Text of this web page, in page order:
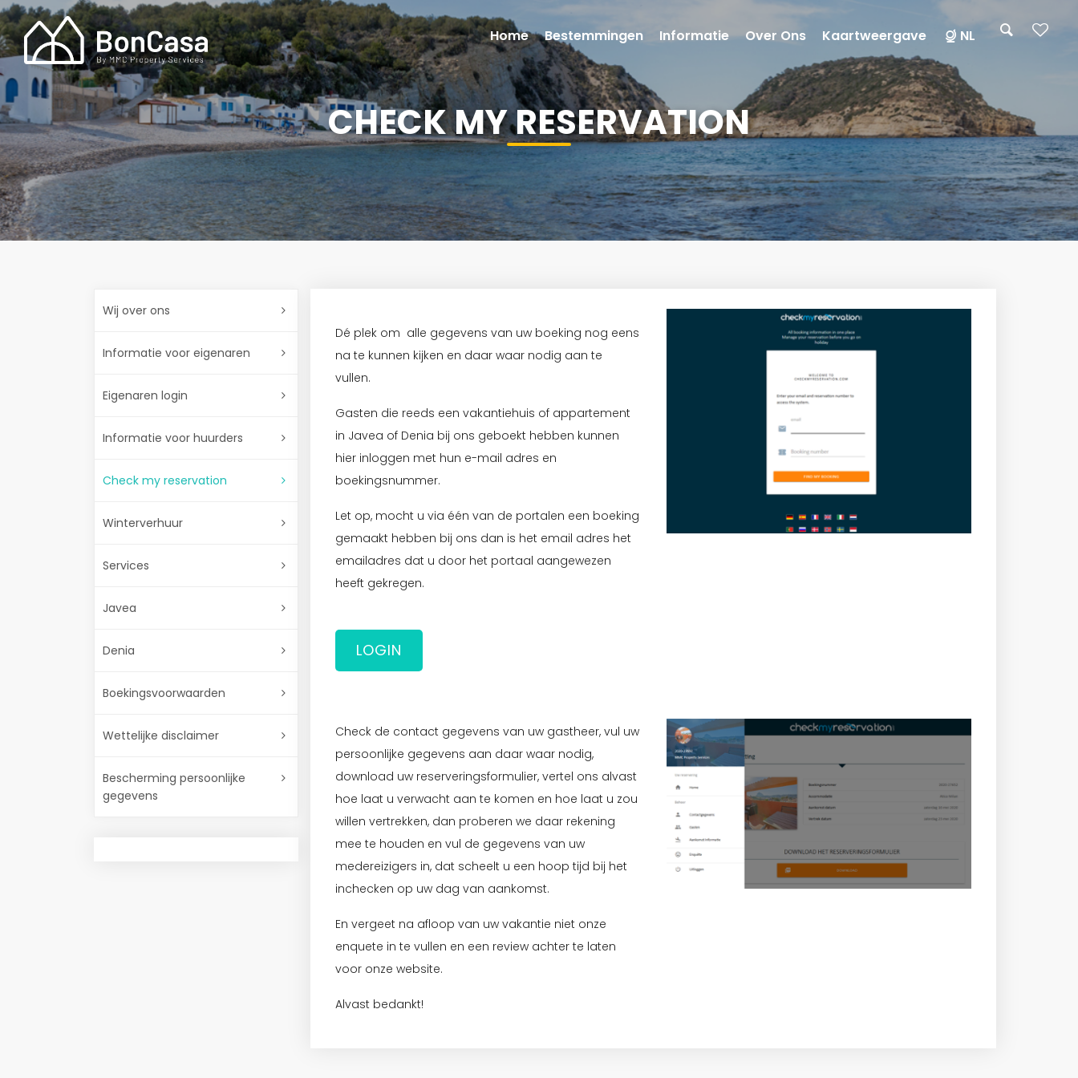
CHECK MY RESERVATION
Wij over ons
Informatie voor eigenaren
Eigenaren login
Informatie voor huurders
Check my reservation
Winterverhuur
Services
Javea
Denia
Boekingsvoorwaarden
Wettelijke disclaimer
Bescherming persoonlijke
gegevens
Dé plek om alle gegevens van uw boeking nog eens
na te kunnen kijken en daar waar nodig aan te
vullen.
Gasten die reeds een vakantiehuis of appartement
in Javea of Denia bij ons geboekt hebben kunnen
hier inloggen met hun e-mail adres en
boekingsnummer.
Let op, mocht u via één van de portalen een boeking
gemaakt hebben bij ons dan is het email adres het
emailadres dat u door het portaal aangewezen
heeft gekregen.
LOGIN
Check de contact gegevens van uw gastheer, vul uw
persoonlijke gegevens aan daar waar nodig,
download uw reserveringsformulier, vertel ons alvast
hoe laat u verwacht aan te komen en hoe laat u zou
willen vertrekken, dan proberen we daar rekening
mee te houden en vul de gegevens van uw
medereizigers in, dat scheelt u een hoop tijd bij het
inchecken op uw dag van aankomst.
En vergeet na afloop van uw vakantie niet onze
enquete in te vullen en een review achter te laten
voor onze website.
Alvast bedankt!
Home Bestemmingen Informatie Over Ons Kaartweergave NL